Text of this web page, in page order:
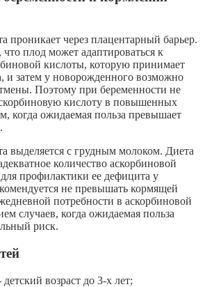
проникает через плацентарный барьер.
плод может адаптироваться к
кислоты, которую принимает
и затем у новорожденного возможно
Поэтому при беременности не
кислоту в повышенных
когда ожидаемая польза превышает
выделяется с грудным молоком. Диета
количество аскорбиновой
профилактики ее дефицита у
не превышать кормящей
потребности в аскорбиновой
случаев, когда ожидаемая польза
риск.
детский возраст до 3-х лет;